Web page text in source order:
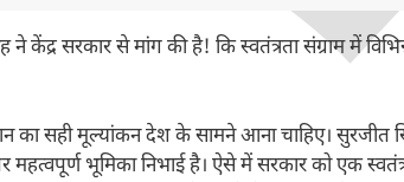
ने केंद्र सरकार से मांग की है! कि स्वतंत्रता संग्राम में
का सही मूल्यांकन देश के सामने आना चाहिए। सुरजीत
भूमिका निभाई है। ऐसे में सरकार को एक